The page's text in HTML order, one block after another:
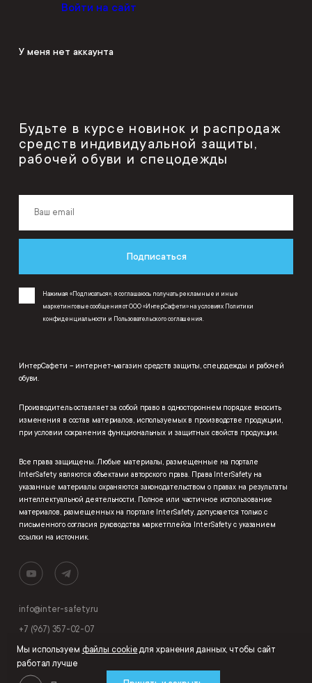
Войти на сайт
У меня нет аккаунта
Будьте в курсе новинок и распродаж
средств индивидуальной защиты,
рабочей обуви и спецодежды
Подписаться
Нажимая «Подписаться», я соглашаюсь получать рекламные и иные
маркетинговые сообщения от ООО «ИнтерСафети» на условиях Политики
конфиденциальности и Пользовательского соглашения
ИнтерСафети – интернет-магазин средств защиты, спецодежды и рабочей
обуви.
Производитель оставляет за собой право в одностороннем порядке вносить
изменения в состав материалов, используемых в производстве продукции,
при условии сохранения функциональных и защитных свойств продукции.
Все права защищены. Любые материалы, размещенные на портале
InterSafety являются объектами авторского права. Права InterSafety на
указанные материалы охраняются законодательством о правах на результаты
интеллектуальной деятельности. Полное или частичное использование
материалов, размещенных на портале InterSafety, допускается только с
письменного согласия руководства маркетплейса InterSafety с указанием
ссылки на источник.
info@inter-safety.ru
+7 (967) 357-02-07
Мы используем файлы cookieдля хранения данных, чтобы сайт
работал лучше